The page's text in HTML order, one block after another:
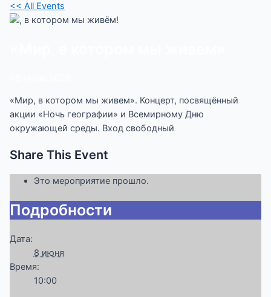
<< All Events
«Мир, в котором мы живем». Концерт, посвящённый
акции «Ночь географии» и Всемирному Дню
окружающей среды. Вход свободный
Share This Event
Это мероприятие прошло.
Подробности
Дата:
8 июня
Время:
10:00